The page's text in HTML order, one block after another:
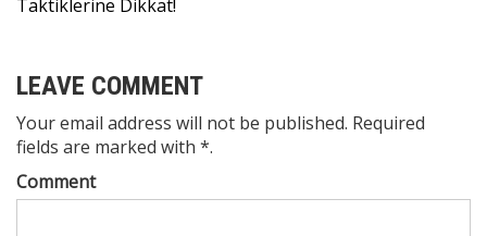
Taktiklerine Dikkat!
LEAVE COMMENT
Your email address will not be published. Required
fields are marked with *.
Comment